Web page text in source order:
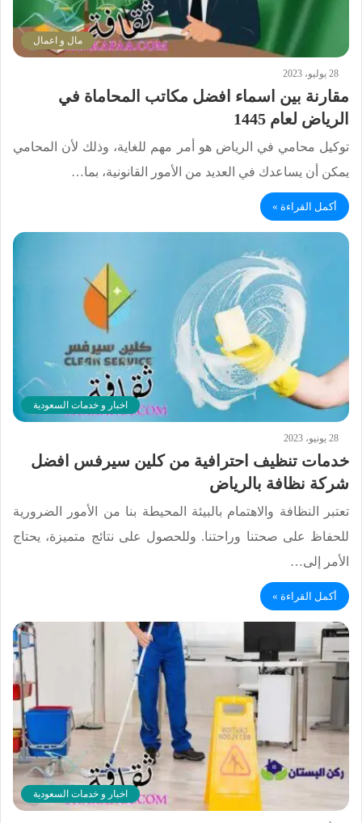
مال و اعمال
28 يوليو، 2023
مقارنة بين اسماء افضل مكاتب المحاماة في
الرياض لعام 1445
توكيل محامي في الرياض هو أمر مهم للغاية، وذلك لأن المحامي
يمكن أن يساعدك في العديد من الأمور القانونية، بما…
أكمل القراءة »
اخبار و خدمات السعودية
28 يونيو، 2023
خدمات تنظيف احترافية من كلين سيرفس افضل
شركة نظافة بالرياض
تعتبر النظافة والاهتمام بالبيئة المحيطة بنا من الأمور الضرورية
للحفاظ على صحتنا وراحتنا. وللحصول على نتائج متميزة، يحتاج
الأمر إلى…
أكمل القراءة »
اخبار و خدمات السعودية